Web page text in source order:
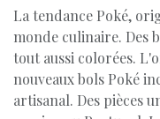
La tendance Poké,
monde culinaire. Des
tout aussi colorées.
nouveaux bols Poké
artisanal. Des pièces